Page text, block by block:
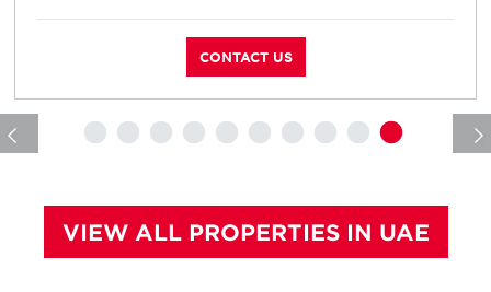
CONTACT US
VIEW ALL PROPERTIES IN UAE